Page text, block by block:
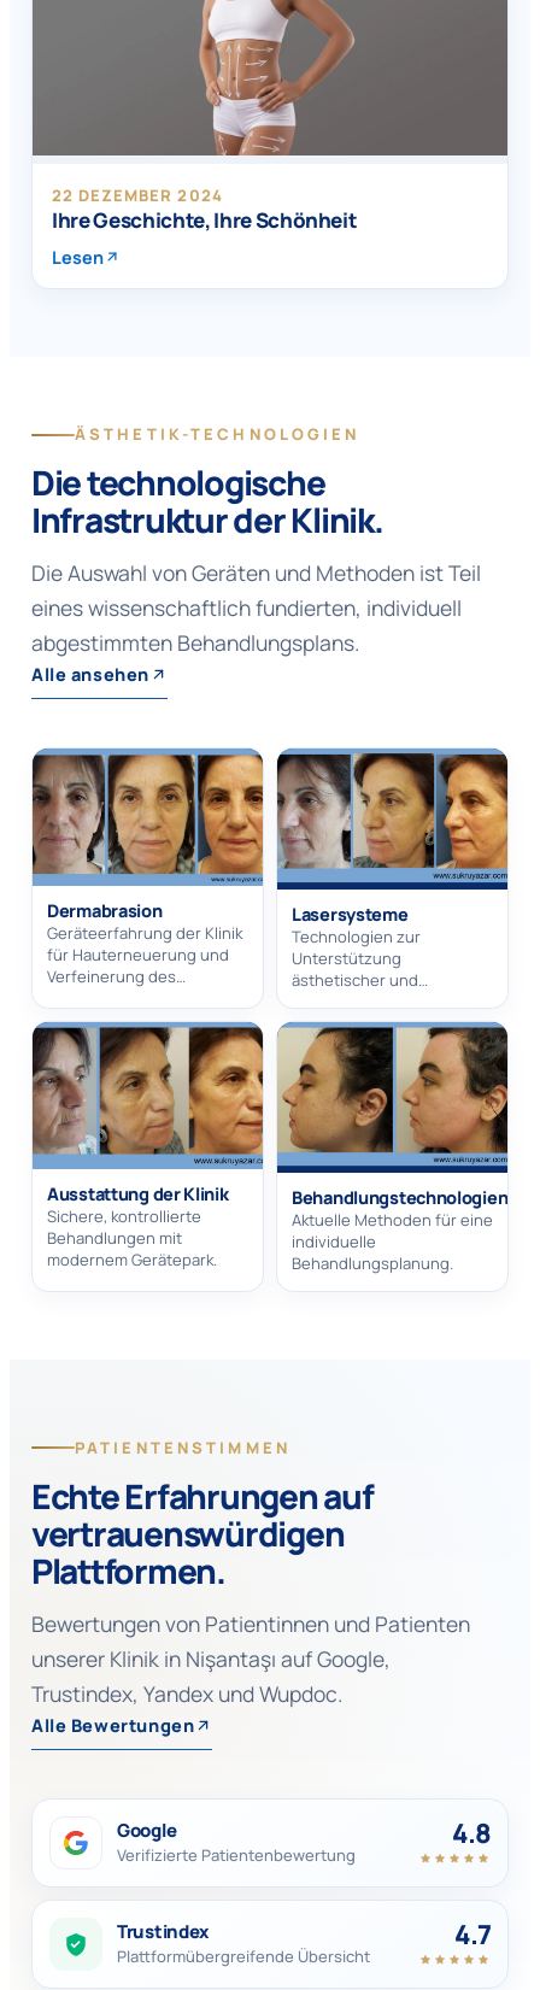
22 DEZEMBER 2024
Ihre Geschichte, Ihre Schönheit
Lesen
ÄSTHETIK-TECHNOLOGIEN
Die technologische
Infrastruktur der Klinik.
Die Auswahl von Geräten und Methoden ist Teil
eines wissenschaftlich fundierten, individuell
abgestimmten Behandlungsplans.
Alle ansehen
Dermabrasion
Geräteerfahrung der Klinik
für Hauterneuerung und
Verfeinerung des
Lasersysteme
Technologien zur
Unterstützung
ästhetischer und
Ausstattung der Klinik
Sichere, kontrollierte
Behandlungen mit
modernem Gerätepark.
Behandlungstechnologien
Aktuelle Methoden für eine
individuelle
Behandlungsplanung.
PATIENTENSTIMMEN
Echte Erfahrungen auf
vertrauenswürdigen
Plattformen.
Bewertungen von Patientinnen und Patienten
unserer Klinik in Nişantaşı auf Google,
Trustindex, Yandex und Wupdoc.
Alle Bewertungen
Google
Verifizierte Patientenbewertung
4.8
Trustindex
Plattformübergreifende Übersicht
4.7